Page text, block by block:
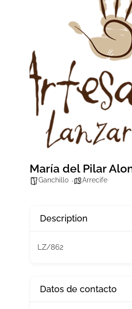
María del Pilar
Ganchillo Arrecife
Description
LZ/862
Datos de contacto